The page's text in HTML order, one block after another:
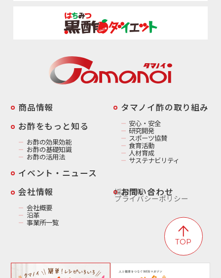
商品情報
お酢をもっと知る
お酢の効果効能
お酢の基礎知識
お酢の活用法
️タマノイ酢の取り組み
安心・安全
研究開発
スポーツ協賛
食育活動
人材育成
サステナビリティ
イベント・ニュース
️会社情報
会社概要
沿革
事業所一覧
お問い合わせ
採用情報
プライバシーポリシー
TOP